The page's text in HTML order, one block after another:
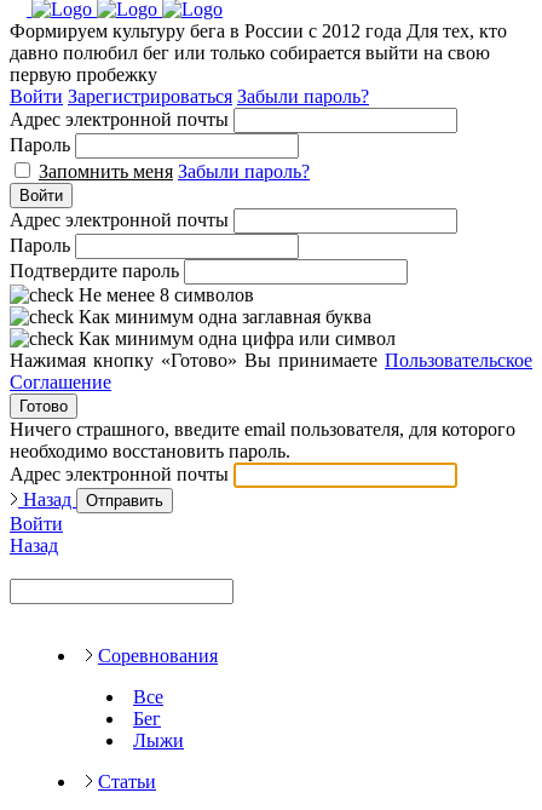
Формируем культуру бега в России с 2012 года Для тех, кто
давно полюбил бег или только собирается выйти на свою
первую пробежку
Войти Зарегистрироваться Забыли пароль?
Адрес электронной почты
Пароль
Запомнить меня Забыли пароль?
Войти
Адрес электронной почты
Пароль
Подтвердите пароль
Не менее 8 символов
Как минимум одна заглавная буква
Как минимум одна цифра или символ
Нажимая кнопку «Готово» Вы принимаете Пользовательское
Соглашение
Готово
Ничего страшного, введите email пользователя, для которого
необходимо восстановить пароль.
Адрес электронной почты
Назад
Отправить
Войти
Назад
Соревнования
Все
Бег
Лыжи
Статьи